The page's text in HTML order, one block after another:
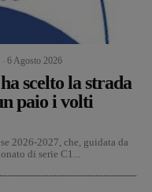
6 Agosto 2026
scelto la strada
paio i volti
2026-2027, che, guidata da
di serie C1...